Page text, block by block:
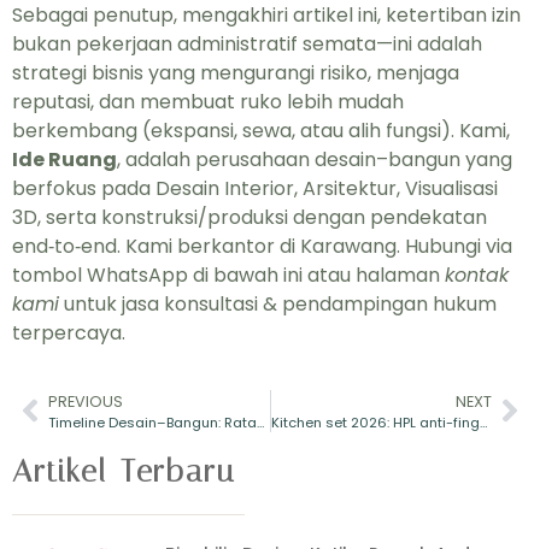
Sebagai penutup, mengakhiri artikel ini, ketertiban izin
bukan pekerjaan administratif semata—ini adalah
strategi bisnis yang mengurangi risiko, menjaga
reputasi, dan membuat ruko lebih mudah
berkembang (ekspansi, sewa, atau alih fungsi). Kami,
Ide Ruang, adalah perusahaan desain–bangun yang
berfokus pada Desain Interior, Arsitektur, Visualisasi
3D, serta konstruksi/produksi dengan pendekatan
end‑to‑end. Kami berkantor di Karawang. Hubungi via
tombol WhatsApp di bawah ini atau halaman kontak
kamiuntuk jasa konsultasi & pendampingan hukum
terpercaya.
PREVIOUS
Timeline Desain–Bangun: Rata-Rata Durasi Tiap Fase (Minggu) pada 50+ Proyek Skala Kecil–Menengah
NEXT
Kitchen set 2026: HPL anti-fingerprint vs duco—uji gores, perawatan, dan biaya Rp/m²
Artikel Terbaru